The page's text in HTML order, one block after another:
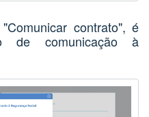
contrato", é
de comunicação à